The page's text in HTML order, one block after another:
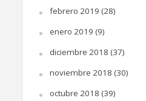
febrero 2019 (28)
enero 2019 (9)
diciembre 2018 (37)
noviembre 2018 (30)
octubre 2018 (39)